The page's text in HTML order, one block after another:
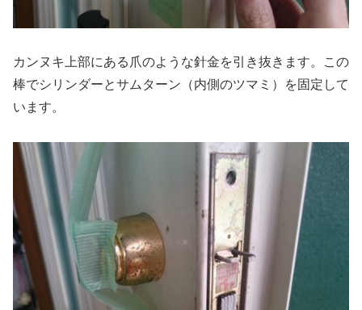
カンヌキ上部にある爪のような針金を引き抜きます。この
棒でシリンダーとサムターン（内側のツマミ）を固定して
います。